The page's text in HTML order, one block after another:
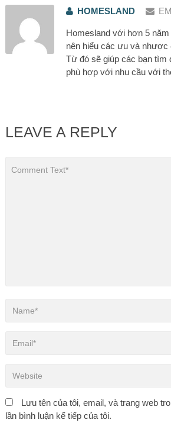
HOMESLAND
Homesland với hơn 5
nên hiểu các ưu và nhược
Từ đó sẽ giúp các bạn
phù hợp với nhu cầu với
LEAVE A REPLY
Lưu tên của tôi, email, và trang web
lần bình luận kế tiếp của tôi.